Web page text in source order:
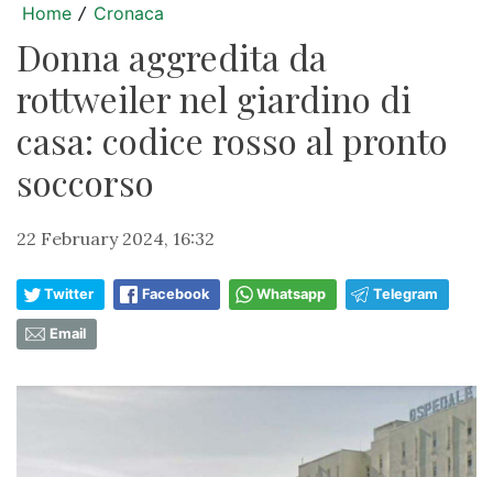
Home / Cronaca
Donna aggredita da
rottweiler nel giardino di
casa: codice rosso al pronto
soccorso
22 February 2024, 16:32
Twitter Facebook Whatsapp Telegram
Email